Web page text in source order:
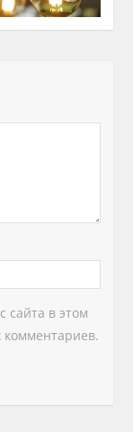
сайта в этом